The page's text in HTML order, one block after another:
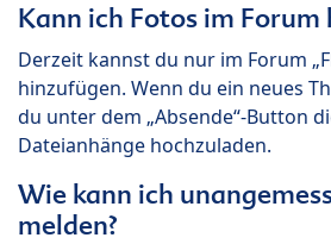
Kann ich Fotos im Forum
Derzeit kannst du nur im Forum
hinzufügen. Wenn du ein neues
du unter dem „Absende“-Button
Dateianhänge hochzuladen.
Wie kann ich
melden?